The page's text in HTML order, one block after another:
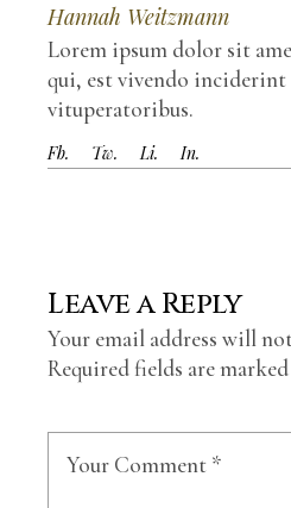
Hannah Weitzmann
Lorem ipsum dolor sit
qui, est vivendo inciderint
vituperatoribus.
Fb. Tw. Li. In.
Leave a Reply
Your email address will
Required fields are marked